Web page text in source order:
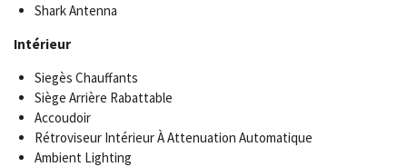
Shark Antenna
Intérieur
Siegès Chauffants
Siège Arrière Rabattable
Accoudoir
Rétroviseur Intérieur À Attenuation Automatique
Ambient Lighting